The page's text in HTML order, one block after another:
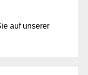
auf unserer